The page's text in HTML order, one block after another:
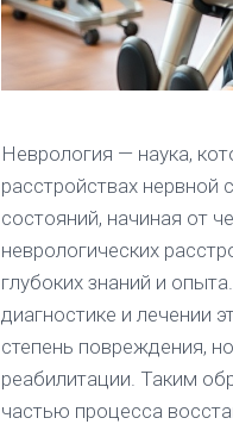
Неврология — наука,
расстройствах нервной
состояний, начиная от
неврологических
глубоких знаний и
диагностике и лечении
степень повреждения,
реабилитации. Таким
частью процесса